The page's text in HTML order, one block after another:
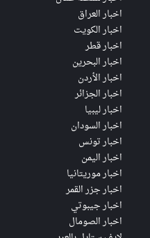
اخبار العراق
اخبار الكويت
اخبار قطر
اخبار البحرين
اخبار الأردن
اخبار الجزائر
اخبار ليبيا
اخبار السودان
اخبار تونس
اخبار اليمن
اخبار موريتانيا
اخبار جزر القمر
اخبار جيبوتي
اخبار الصومال